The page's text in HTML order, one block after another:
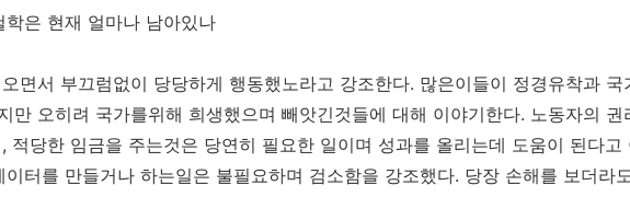
은 현재 얼마나 남아있나
면서 부끄럼없이 당당하게 행동했노라고 강조한다. 많은이들이 정경유착과 국
만 오히려 국가를위해 희생했으며 빼앗긴것들에 대해 이야기한다. 노동자의 권
적당한 임금을 주는것은 당연히 필요한 일이며 성과를 올리는데 도움이 된다고
터를 만들거나 하는일은 불필요하며 검소함을 강조했다. 당장 손해를 보더라